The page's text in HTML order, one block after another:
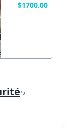
$1700.00